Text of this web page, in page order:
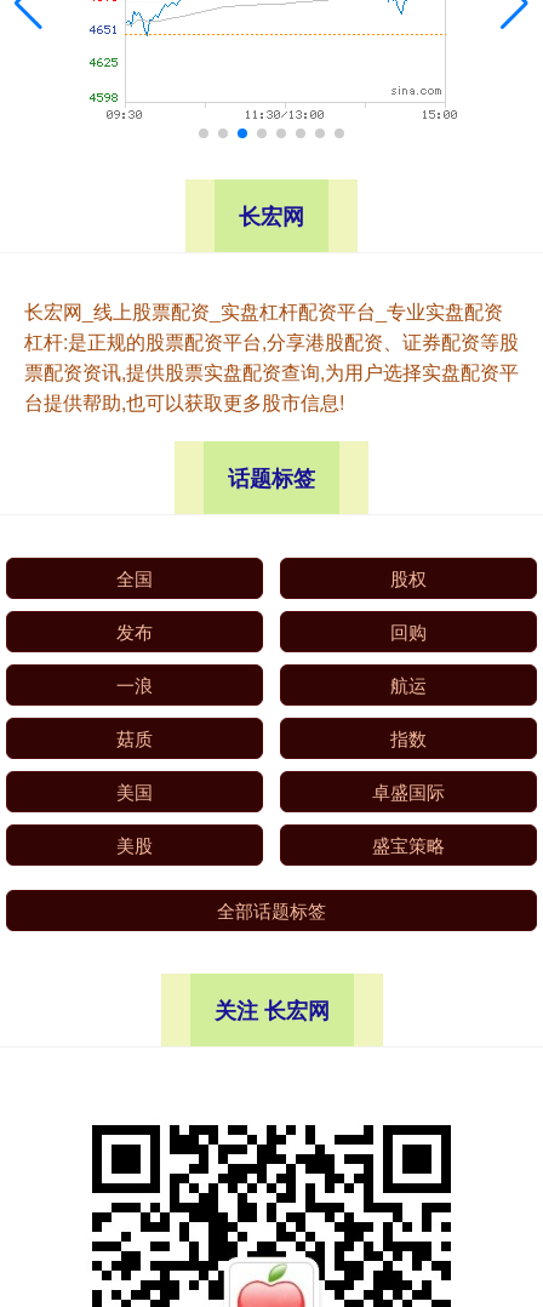
长宏网
长宏网_线上股票配资_实盘杠杆配资平台_专业实盘配资
杠杆:是正规的股票配资平台,分享港股配资、证券配资等股
票配资资讯,提供股票实盘配资查询,为用户选择实盘配资平
台提供帮助,也可以获取更多股市信息!
话题标签
全国 股权
发布 回购
一浪 航运
菇质 指数
美国 卓盛国际
美股 盛宝策略
全部话题标签
关注 长宏网